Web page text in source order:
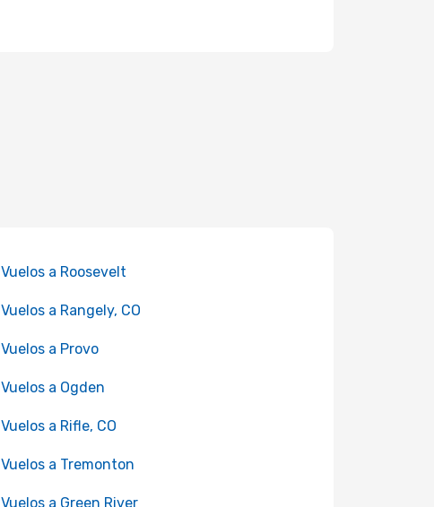
Vuelos a Roosevelt
Vuelos a Rangely, CO
Vuelos a Provo
Vuelos a Ogden
Vuelos a Rifle, CO
Vuelos a Tremonton
Vuelos a Green River